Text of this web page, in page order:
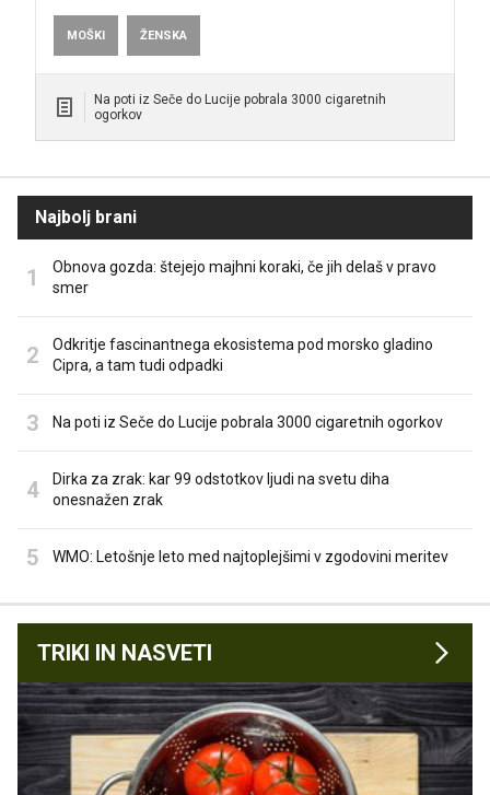
MOŠKI ŽENSKA
Na poti iz Seče do Lucije pobrala 3000 cigaretnih
ogorkov
Najbolj brani
Obnova gozda: štejejo majhni koraki, če jih delaš v pravo
smer
Odkritje fascinantnega ekosistema pod morsko gladino
Cipra, a tam tudi odpadki
Na poti iz Seče do Lucije pobrala 3000 cigaretnih ogorkov
Dirka za zrak: kar 99 odstotkov ljudi na svetu diha
onesnažen zrak
WMO: Letošnje leto med najtoplejšimi v zgodovini meritev
TRIKI IN NASVETI